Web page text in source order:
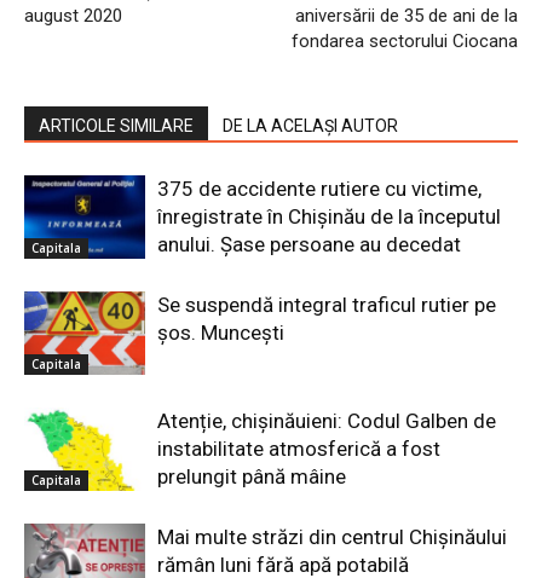
august 2020
aniversării de 35 de ani de la
fondarea sectorului Ciocana
ARTICOLE SIMILARE DE LA ACELAȘI AUTOR
Capitala
375 de accidente rutiere cu victime,
înregistrate în Chișinău de la începutul
anului. Șase persoane au decedat
Capitala
Se suspendă integral traficul rutier pe
șos. Muncești
Capitala
Atenție, chișinăuieni: Codul Galben de
instabilitate atmosferică a fost
prelungit până mâine
Mai multe străzi din centrul Chișinăului
rămân luni fără apă potabilă